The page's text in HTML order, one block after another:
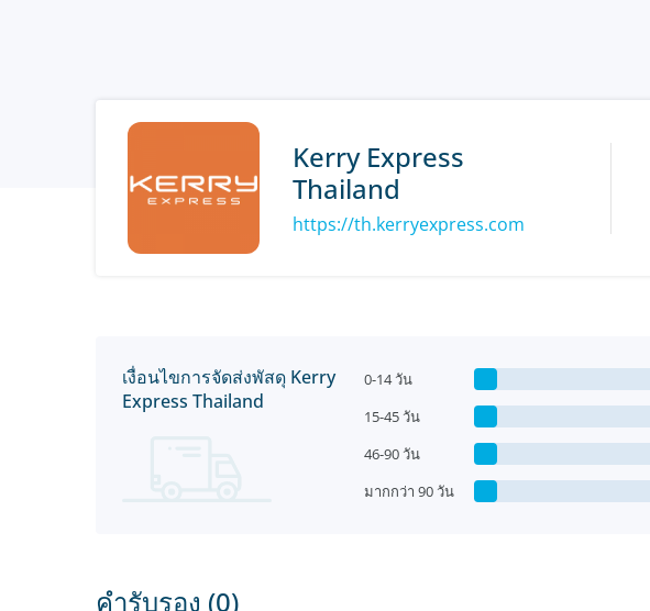
Kerry Express
Thailand
https://th.kerryexpress.com
เงื่อนไขการจัดส่งพัสดุ Kerry
Express Thailand
0-14 วัน
15-45 วัน
46-90 วัน
มากกว่า 90 วัน
คำรับรอง (0)